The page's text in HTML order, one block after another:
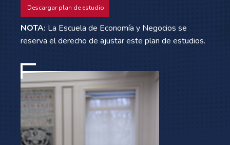
Descargar plan de estudio
NOTA: La Escuela de Economía y Negocios se
reserva el derecho de ajustar este plan de estudios.